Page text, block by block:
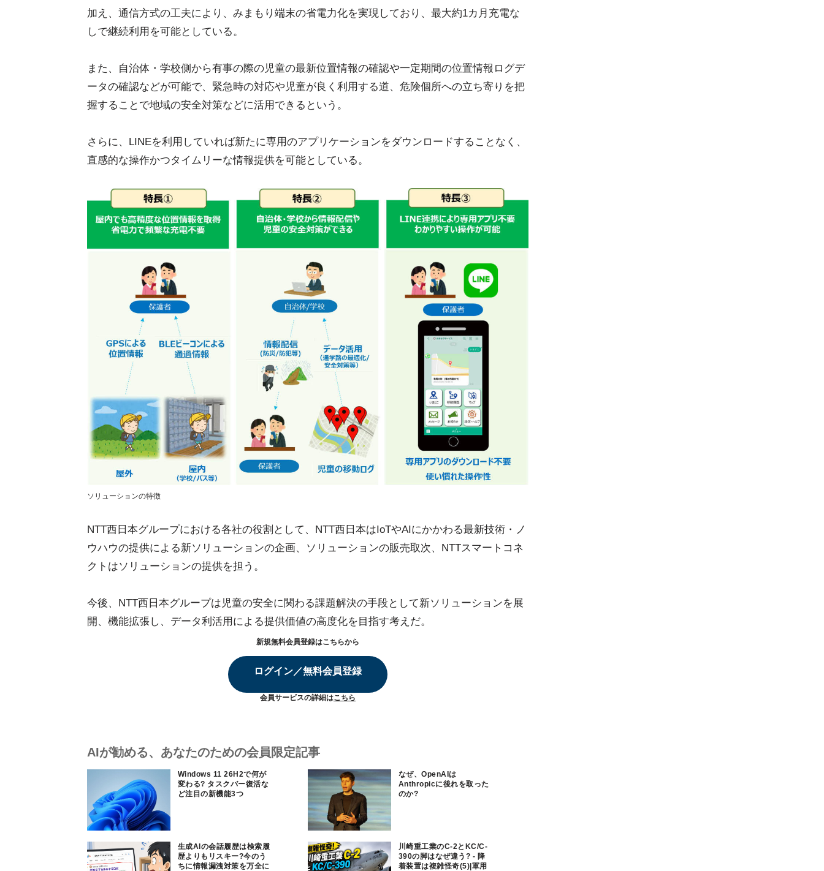
加え、通信方式の工夫により、みまもり端末の省電力化を実現しており、最大約1カ月充電な
しで継続利用を可能としている。
また、自治体・学校側から有事の際の児童の最新位置情報の確認や一定期間の位置情報ログデ
ータの確認などが可能で、緊急時の対応や児童が良く利用する道、危険個所への立ち寄りを把
握することで地域の安全対策などに活用できるという。
さらに、LINEを利用していれば新たに専用のアプリケーションをダウンロードすることなく、
直感的な操作かつタイムリーな情報提供を可能としている。
ソリューションの特徴
NTT西日本グループにおける各社の役割として、NTT西日本はIoTやAIにかかわる最新技術・ノ
ウハウの提供による新ソリューションの企画、ソリューションの販売取次、NTTスマートコネ
クトはソリューションの提供を担う。
今後、NTT西日本グループは児童の安全に関わる課題解決の手段として新ソリューションを展
開、機能拡張し、データ利活用による提供価値の高度化を目指す考えだ。
新規無料会員登録はこちらから
ログイン／無料会員登録
会員サービスの詳細はこちら
AIが勧める、あなたのための会員限定記事
Windows 11 26H2で何が
変わる? タスクバー復活な
ど注目の新機能3つ
なぜ、OpenAIは
Anthropicに後れを取った
のか?
生成AIの会話履歴は検索履
歴よりもリスキー?今のう
ちに情報漏洩対策を万全に
川崎重工業のC-2とKC/C-
390の脚はなぜ違う? - 降
着装置は複雑怪奇(5)|軍用